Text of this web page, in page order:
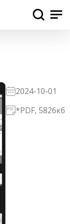
2024-10-01
*PDF, 5826кб